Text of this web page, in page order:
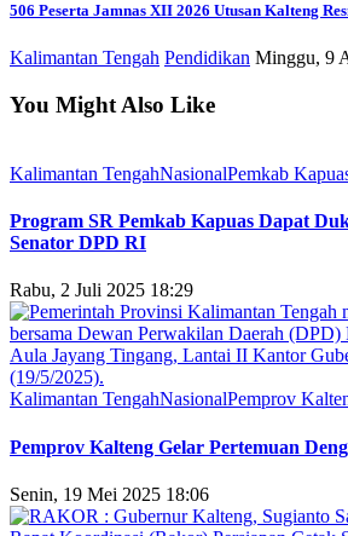
506 Peserta Jamnas XII 2026 Utusan Kalteng
Kalimantan Tengah Pendidikan Minggu, 9
You Might Also Like
Kalimantan TengahNasionalPemkab
Program SR Pemkab Kapuas Dapat
Senator DPD RI
Rabu, 2 Juli 2025 18:29
Kalimantan TengahNasionalPemprov
Pemprov Kalteng Gelar Pertemuan
Senin, 19 Mei 2025 18:06